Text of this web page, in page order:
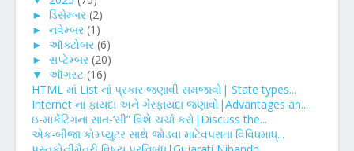
► ડિસેમ્બર (2)
► નવેમ્બર (1)
► ઑક્ટોબર (6)
► સપ્ટેમ્બર (20)
▼ ઑગસ્ટ (16)
HTML માં List નાં પ્રકાર જણાવી સમજાવો| State types...
Internet ના ફાયદા અને ગેરફાયદા જણાવો|Advantages an...
ઇ-માર્કેટિંગના સાત-‘સી” વિશે ચર્ચા કરો|Discuss the...
એક-બીજા કોમ્પ્યુટર સાથે જોડવા માટેવપરાતા વિવિધમાધ્...